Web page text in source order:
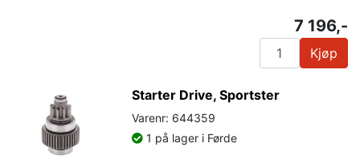
7 196,-
Kjøp
Starter Drive, Sportster
Varenr: 644359
1 på lager i Førde